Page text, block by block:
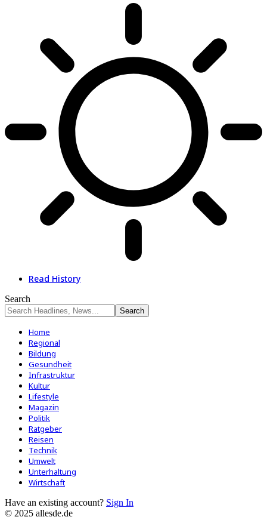
Read History
Search
Home
Regional
Bildung
Gesundheit
Infrastruktur
Kultur
Lifestyle
Magazin
Politik
Ratgeber
Reisen
Technik
Umwelt
Unterhaltung
Wirtschaft
Have an existing account? Sign In
© 2025 allesde.de